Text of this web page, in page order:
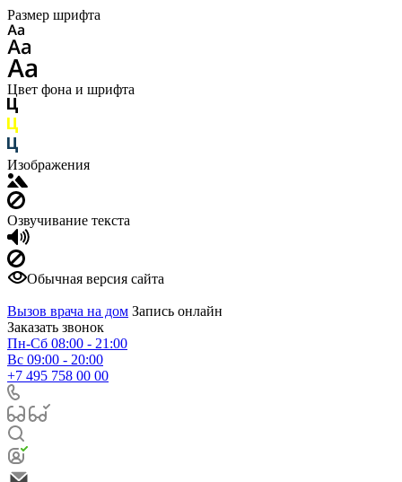
Размер шрифта
Цвет фона и шрифта
Изображения
Озвучивание текста
Обычная версия сайта
Вызов врача на дом Запись онлайн
Заказать звонок
Пн-Сб 08:00 - 21:00
Вс 09:00 - 20:00
+7 495 758 00 00